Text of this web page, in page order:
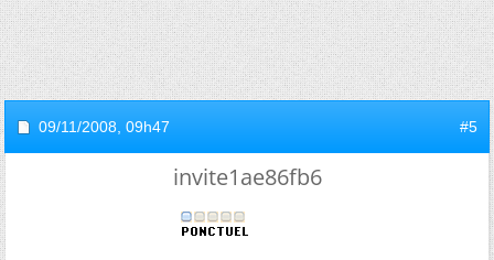
09/11/2008, 09h47 #5
invite1ae86fb6